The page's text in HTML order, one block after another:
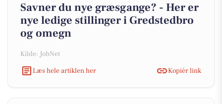
Savner du nye græsgange? - Her er
nye ledige stillinger i Gredstedbro
og omegn
Kilde: JobNet
Læs hele artiklen her
Kopiér link